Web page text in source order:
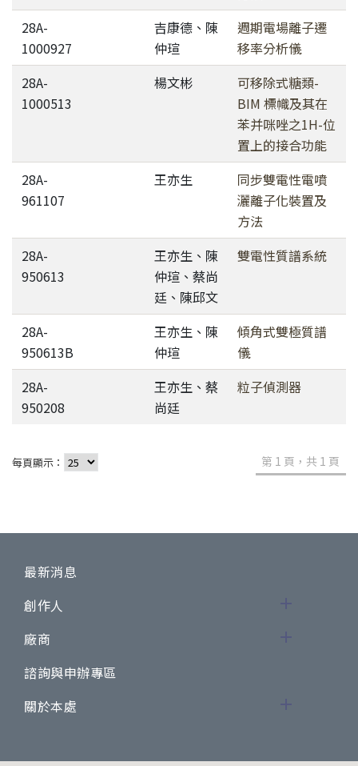
28A-
1000927
吉康德、陳
仲瑄
週期電場離子遷
移率分析儀
28A-
1000513
楊文彬
可移除式糖類-
BIM 標幟及其在
苯并咪唑之1H-位
置上的接合功能
28A-
961107
王亦生
同步雙電性電噴
灑離子化裝置及
方法
28A-
950613
王亦生、陳
仲瑄、蔡尚
廷、陳邱文
雙電性質譜系統
28A-
950613B
王亦生、陳
仲瑄
傾角式雙極質譜
儀
28A-
950208
王亦生、蔡
尚廷
粒子偵測器
每頁顯示： 第 1 頁，共 1 頁
最新消息
創作人
廠商
諮詢與申辦專區
關於本處